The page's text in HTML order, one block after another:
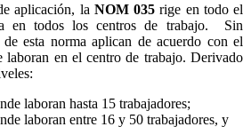
aplicación, la NOM 035 rige en todo el
en todos los centros de trabajo. Sin
esta norma aplican de acuerdo con el
laboran en el centro de trabajo. Derivado
laboran hasta 15 trabajadores;
laboran entre 16 y 50 trabajadores, y